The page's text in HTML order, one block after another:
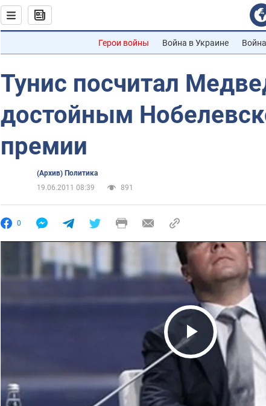
Герои войны Война в Украине
Тунис посчитал
достойным
премии
(Архив) Политика
19.06.2011 08:39
891
0
Play